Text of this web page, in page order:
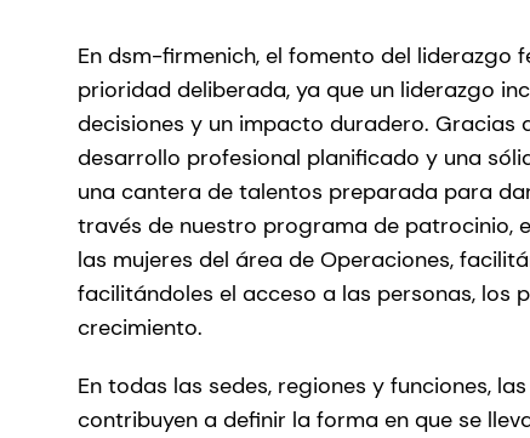
En dsm-firmenich, el fomento del liderazgo
prioridad deliberada, ya que un liderazgo
decisiones y un impacto duradero.
desarrollo profesional planificado y una
una cantera de talentos preparada para
través de nuestro programa de patrocinio,
las mujeres del área de Operaciones,
facilitándoles el acceso a las personas, los
crecimiento.
En todas las sedes, regiones y funciones,
contribuyen a definir la forma en que se